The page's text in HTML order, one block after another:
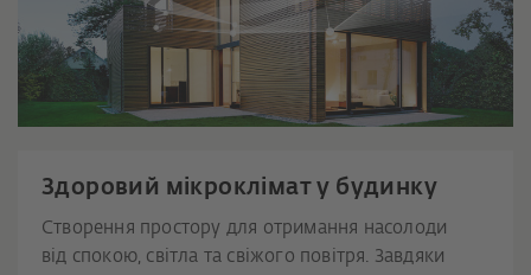
Здоровий мікроклімат у будинку
Створення простору для отримання насолоди
від спокою, світла та свіжого повітря. Завдяки